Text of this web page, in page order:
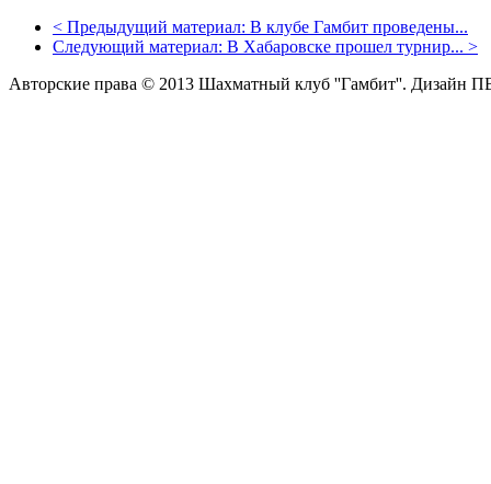
< Предыдущий материал: В клубе Гамбит проведены...
Следующий материал: В Хабаровске прошел турнир... >
Авторские права © 2013 Шахматный клуб ''Гамбит''. Дизайн